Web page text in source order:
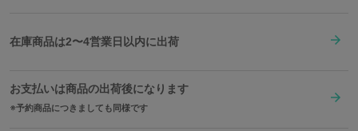
在庫商品は2〜4営業日以内に出荷
お支払いは商品の出荷後になります
予約商品につきましても同様です